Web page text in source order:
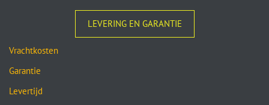
LEVERING EN GARANTIE
Vrachtkosten
Garantie
Levertijd